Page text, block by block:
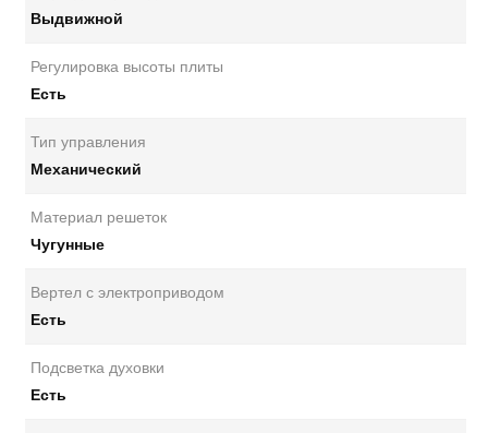
Выдвижной
Регулировка высоты плиты
Есть
Тип управления
Механический
Материал решеток
Чугунные
Вертел с электроприводом
Есть
Подсветка духовки
Есть